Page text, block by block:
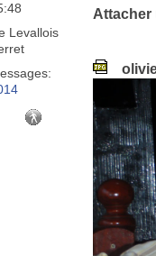
Levallois
Attacher